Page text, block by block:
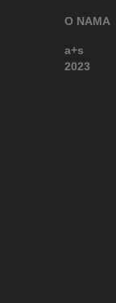
O NAMA
a+s
2023